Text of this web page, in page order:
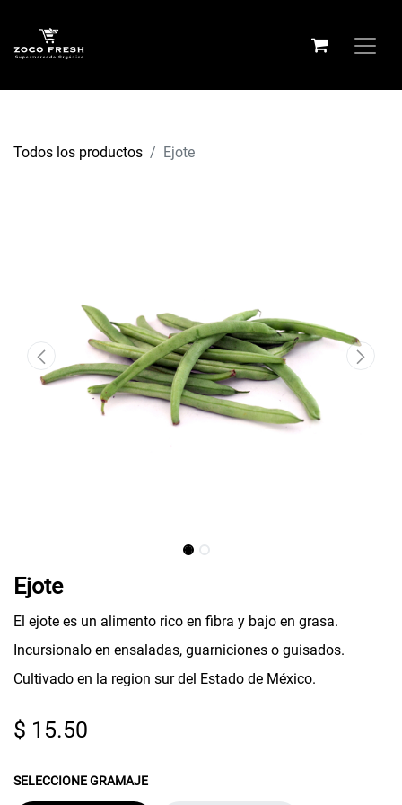
Todos los productos Ejote
Ejote
El ejote es un alimento rico en fibra y bajo en grasa.
Incursionalo en ensaladas, guarniciones o guisados.
Cultivado en la region sur del Estado de México.
$ 15.50
SELECCIONE GRAMAJE